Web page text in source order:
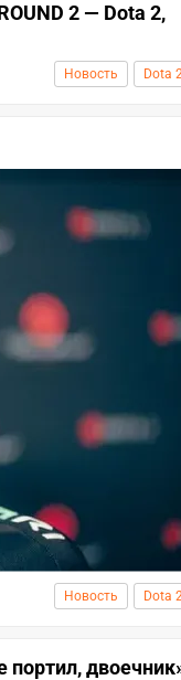
2 — Dota 2,
Новость Dota
Новость Dota
портил,